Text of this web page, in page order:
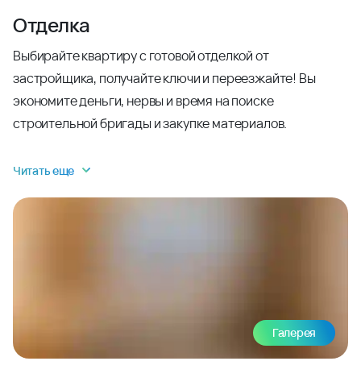
Отделка
Выбирайте квартиру с готовой отделкой от
застройщика, получайте ключи и переезжайте! Вы
экономите деньги, нервы и время на поиске
строительной бригады и закупке материалов.
Читать еще
Галерея